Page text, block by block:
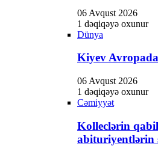
06 Avqust 2026
1 dəqiqəyə oxunur
Dünya
Kiyev
06 Avqust 2026
1 dəqiqəyə oxunur
Cəmiyyət
Kolleclərin
abituriyentlərin